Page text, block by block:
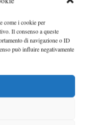
come i cookie per
Il consenso a queste
di navigazione o ID
può influire negativamente